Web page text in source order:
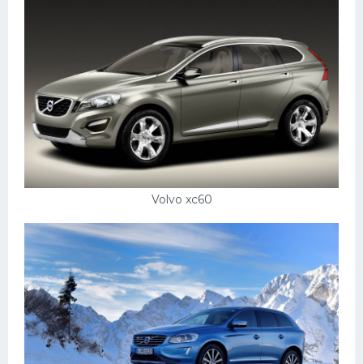
Volvo xc60